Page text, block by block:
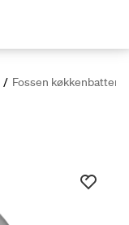
/ Fossen køkkenbatteri